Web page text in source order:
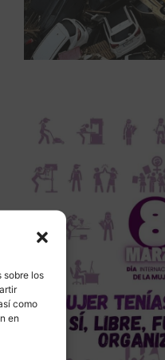
sobre los
como
en